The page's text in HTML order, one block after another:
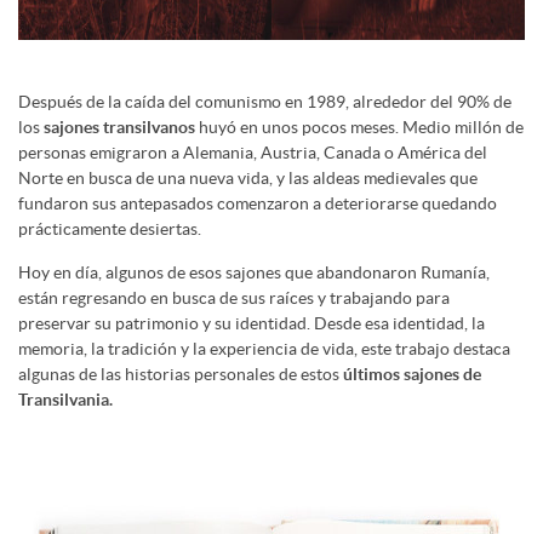
Después de la caída del comunismo en 1989, alrededor del 90% de
lossajones transilvanos huyó en unos pocos meses. Medio millón de
personas emigraron a Alemania, Austria, Canada o América del
Norte en busca de una nueva vida, y las aldeas medievales que
fundaron sus antepasados comenzaron a deteriorarse quedando
prácticamente desiertas.
Hoy en día, algunos de esos sajones que abandonaron Rumanía,
están regresando en busca de sus raíces y trabajando para
preservar su patrimonio y su identidad. Desde esa identidad, la
memoria, la tradición y la experiencia de vida, este trabajo destaca
algunas de las historias personales de estosúltimos sajones de
Transilvania.